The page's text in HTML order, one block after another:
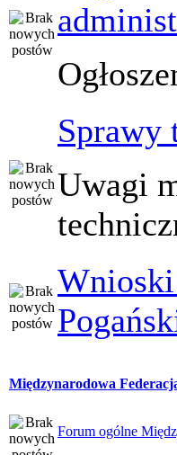
Sprawy
Uwagi
Międzynarodowa
Forum ogólne